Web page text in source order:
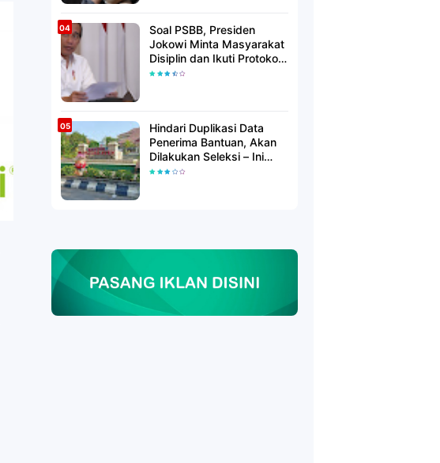
Soal PSBB, Presiden
Jokowi Minta Masyarakat
Disiplin dan Ikuti Protokol
Kesehatan
Hindari Duplikasi Data
Penerima Bantuan, Akan
Dilakukan Seleksi – Ini
Penjelasanya